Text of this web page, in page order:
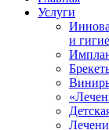
Услуги
и